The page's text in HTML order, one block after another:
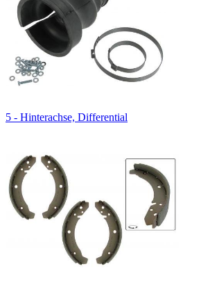
5 - Hinterachse, Differential